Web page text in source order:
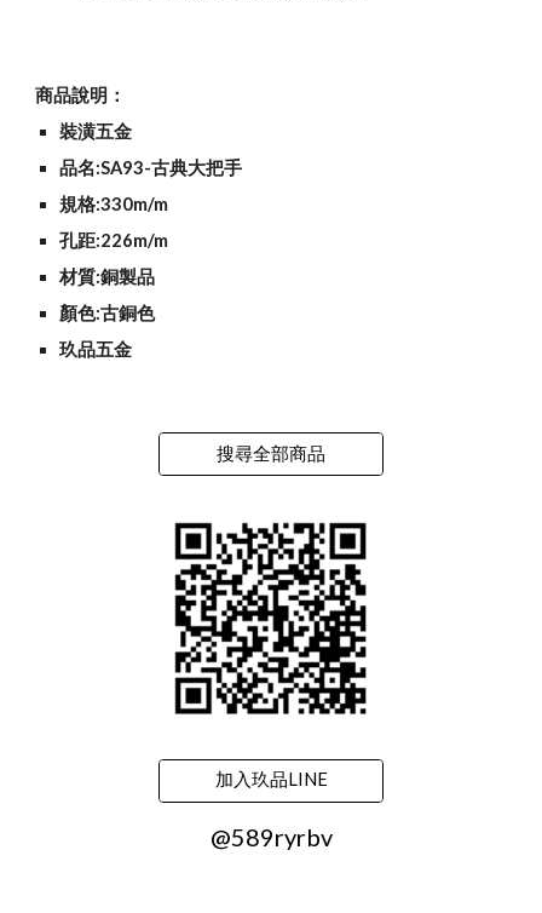
商品說明：
裝潢五金
品名:SA93-古典大把手
規格:330m/m
孔距:226m/m
材質:銅製品
顏色:古銅色
玖品五金
搜尋全部商品
加入玖品LINE
@589ryrbv